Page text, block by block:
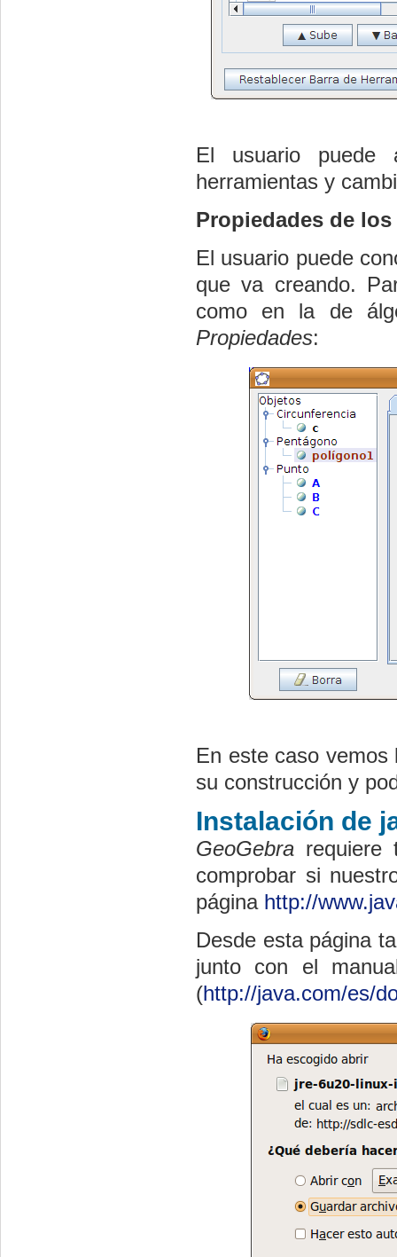
El usuario puede
herramientas y
Propiedades de
El usuario puede
que va creando.
como en la de
Propiedades:
En este caso
su construcción y
Instalación de
GeoGebra requiere
comprobar si
página http://
Desde esta página
junto con el
(http://java.com/es/